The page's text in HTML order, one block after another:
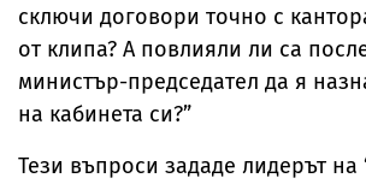
сключи договори точно с
от клипа? А повлияли ли са
министър-председател да я
на кабинета си?”
Тези въпроси зададе лидерът на